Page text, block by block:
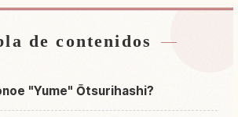
cerca de Puente Kokonoe “
↗
de contenidos
"Yume" Ōtsurihashi?